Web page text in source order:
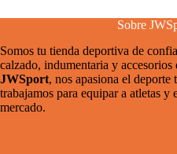
Sobre
Somos tu tienda deportiva de
calzado, indumentaria y accesorios
JWSport, nos apasiona el deporte
trabajamos para equipar a atletas y
mercado.